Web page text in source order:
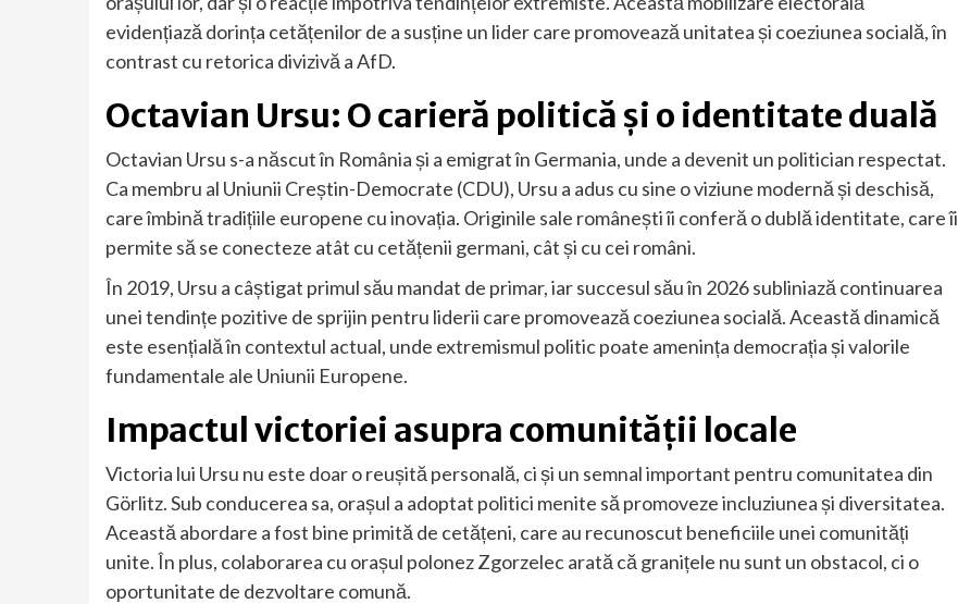
evidențiază dorința cetățenilor de a susține un lider care promovează unitatea și coeziunea socială, în
contrast cu retorica divizivă a AfD.
Octavian Ursu: O carieră politică și o identitate duală
Octavian Ursu s-a născut în România și a emigrat în Germania, unde a devenit un politician respectat.
Ca membru al Uniunii Creștin-Democrate (CDU), Ursu a adus cu sine o viziune modernă și deschisă,
care îmbină tradițiile europene cu inovația. Originile sale românești îi conferă o dublă identitate, care îi
permite să se conecteze atât cu cetățenii germani, cât și cu cei români.
În 2019, Ursu a câștigat primul său mandat de primar, iar succesul său în 2026 subliniază continuarea
unei tendințe pozitive de sprijin pentru liderii care promovează coeziunea socială. Această dinamică
este esențială în contextul actual, unde extremismul politic poate amenința democrația și valorile
fundamentale ale Uniunii Europene.
Impactul victoriei asupra comunității locale
Victoria lui Ursu nu este doar o reușită personală, ci și un semnal important pentru comunitatea din
Görlitz. Sub conducerea sa, orașul a adoptat politici menite să promoveze incluziunea și diversitatea.
Această abordare a fost bine primită de cetățeni, care au recunoscut beneficiile unei comunități
unite. În plus, colaborarea cu orașul polonez Zgorzelec arată că granițele nu sunt un obstacol, ci o
oportunitate de dezvoltare comună.